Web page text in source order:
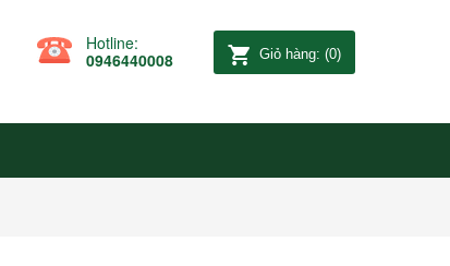
Hotline:
0946440008
Giỏ hàng: (0)